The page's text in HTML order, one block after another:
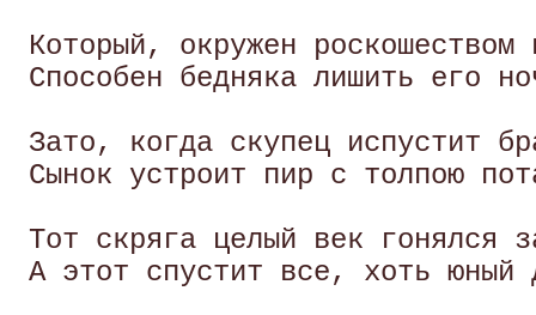
Который, окружен
Способен бедняка лишить его
Зато, когда скупец испустит
Сынок устроит пир с толпою
Тот скряга целый век гонялся
А этот спустит все, хоть